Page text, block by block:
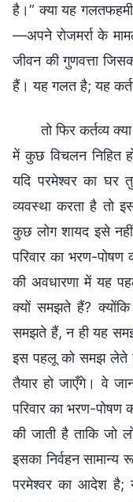
है।” क्या यह
—अपने रोजमर्रा के
जीवन की गुणवत्ता
हैं। यह गलत है; यह
तो फिर कर्तव्य
में कुछ विचलन निहित
यदि परमेश्वर का घर
व्यवस्था करता है तो
कुछ लोग शायद इसे
परिवार का भरण-
की अवधारणा में यह
क्यों समझते हैं?
समझते हैं, न ही यह
इस पहलू को समझ लेते
तैयार हो जाएँगे। वे
परिवार का भरण-पोषण
की जाती है ताकि जो
इसका निर्वहन
परमेश्वर का आदेश है;